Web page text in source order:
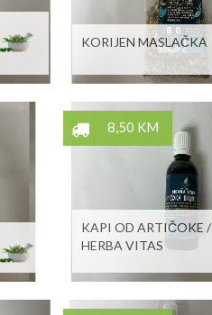
KORIJEN MASLAČKA
8,50 KM
KAPI OD ARTIČOKE /
HERBA VITAS